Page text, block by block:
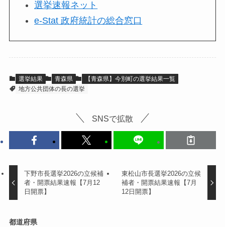
選挙速報ネット
e-Stat 政府統計の総合窓口
選挙結果 青森県
【青森県】今別町の選挙結果一覧
地方公共団体の長の選挙
SNSで拡散
下野市長選挙2026の立候補
者・開票結果速報【7月12
日開票】
東松山市長選挙2026の立候
補者・開票結果速報【7月
12日開票】
都道府県